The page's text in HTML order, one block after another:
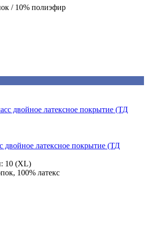
/ 10% полиэфир
двойное латексное покрытие (ТД
: 10 (XL)
100% латекс